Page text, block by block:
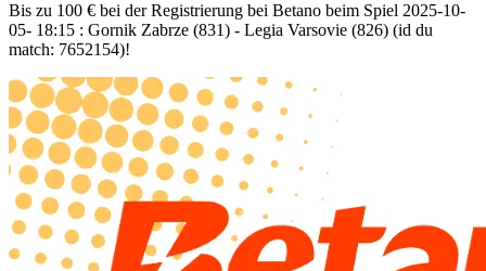
Bis zu 100 € bei der Registrierung bei Betano beim Spiel 2025-10-
05- 18:15 : Gornik Zabrze (831) - Legia Varsovie (826) (id du
match: 7652154)!